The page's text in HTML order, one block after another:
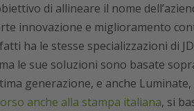
di allineare il nome
innovazione e miglioramento
ha le stesse specializzazioni di
le sue soluzioni sono basate
generazione, e anche Luminate,
anche alla stampa italiana, si